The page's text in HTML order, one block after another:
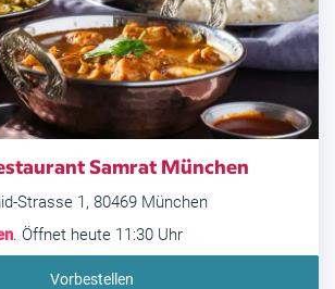
Samrat München
Strasse 1, 80469 München
. Öffnet heute 11:30 Uhr
Vorbestellen